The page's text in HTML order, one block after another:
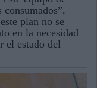
plan no se
en la necesidad
el estado del